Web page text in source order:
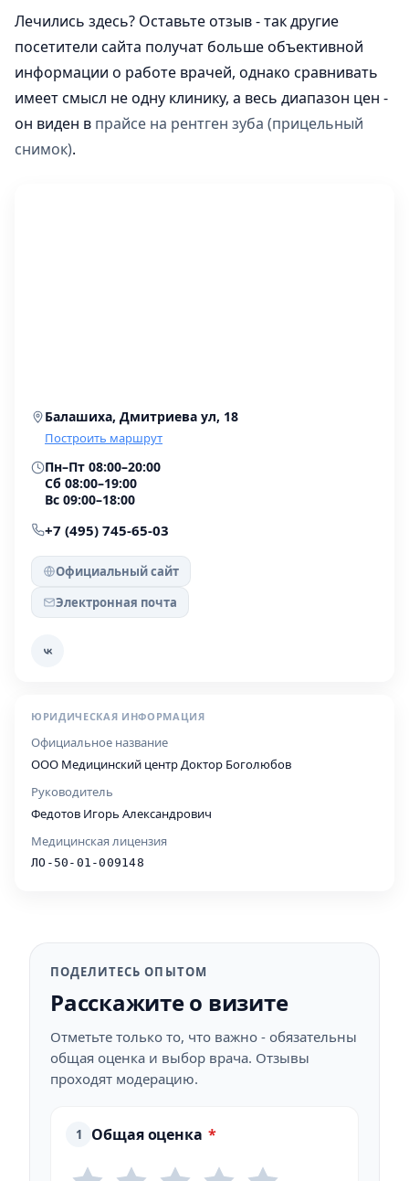
Лечились здесь? Оставьте отзыв - так другие
посетители сайта получат больше объективной
информации о работе врачей, однако сравнивать
имеет смысл не одну клинику, а весь диапазон цен -
он виден в прайсе на рентген зуба (прицельный
снимок).
Балашиха, Дмитриева ул, 18
Построить маршрут
Пн–Пт 08:00–20:00
Сб 08:00–19:00
Вс 09:00–18:00
+7 (495) 745-65-03
Официальный сайт
Электронная почта
ЮРИДИЧЕСКАЯ ИНФОРМАЦИЯ
Официальное название
ООО Медицинский центр Доктор Боголюбов
Руководитель
Федотов Игорь Александрович
Медицинская лицензия
ЛО-50-01-009148
ПОДЕЛИТЕСЬ ОПЫТОМ
Расскажите о визите
Отметьте только то, что важно - обязательны
общая оценка и выбор врача. Отзывы
проходят модерацию.
1 Общая оценка *